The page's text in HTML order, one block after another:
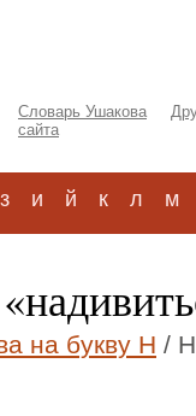
Словарь Ушакова
сайта
з и й к л м
на букву Н /